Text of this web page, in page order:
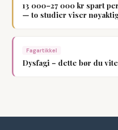
13 000–27 000 kr spart
— to studier viser
Fagartikkel
Dysfagi – dette bør du vite